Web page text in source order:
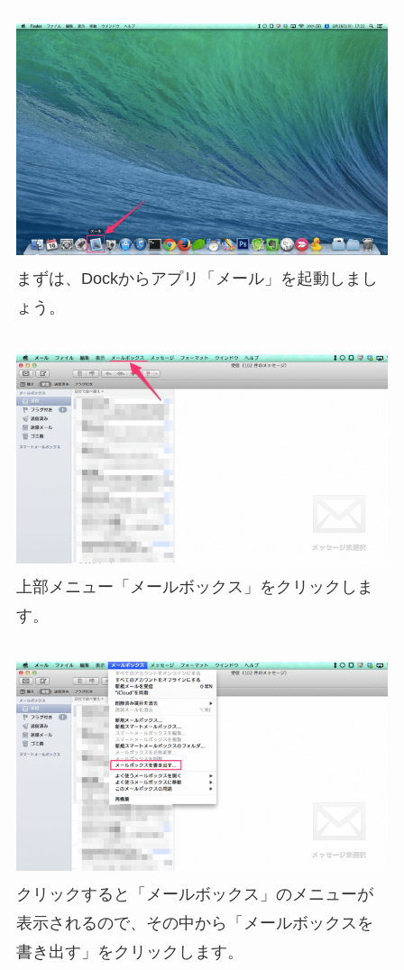
まずは、Dockからアプリ「メール」を起動しまし
ょう。
上部メニュー「メールボックス」をクリックしま
す。
クリックすると「メールボックス」のメニューが
表示されるので、その中から「メールボックスを
書き出す」をクリックします。